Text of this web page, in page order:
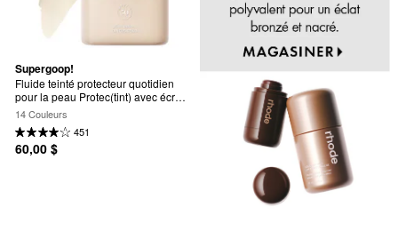
Supergoop!
Fluide teinté protecteur quotidien
pour la peau Protec(tint) avec écran
solaire FPS 50 et ectoïne
14 Couleurs
451
60,00 $